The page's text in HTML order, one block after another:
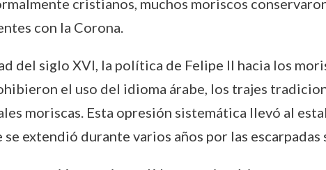
cristianos, muchos moriscos
con la Corona.
del siglo XVI, la política de Felipe II hacia los
el uso del idioma árabe, los trajes
moriscas. Esta opresión sistemática llevó al
extendió durante varios años por las